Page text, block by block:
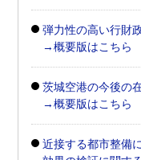
弾力性の高い行財
→概要版はこちら
茨城空港の今後の
→概要版はこちら
近接する都市整備